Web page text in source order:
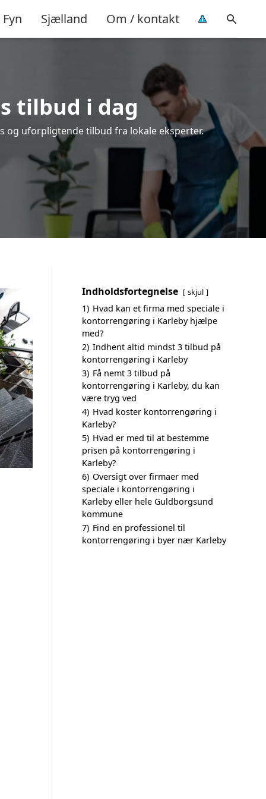
Fyn Sjælland Om / kontakt
tilbud i dag
og uforpligtende tilbud fra lokale eksperter.
Indholdsfortegnelse skjul
1) Hvad kan et firma med speciale i
kontorrengøring i Karleby hjælpe
med?
2) Indhent altid mindst 3 tilbud på
kontorrengøring i Karleby
3) Få nemt 3 tilbud på
kontorrengøring i Karleby, du kan
være tryg ved
4) Hvad koster kontorrengøring i
Karleby?
5) Hvad er med til at bestemme
prisen på kontorrengøring i
Karleby?
6) Oversigt over firmaer med
speciale i kontorrengøring i
Karleby eller hele Guldborgsund
kommune
7) Find en professionel til
kontorrengøring i byer nær Karleby